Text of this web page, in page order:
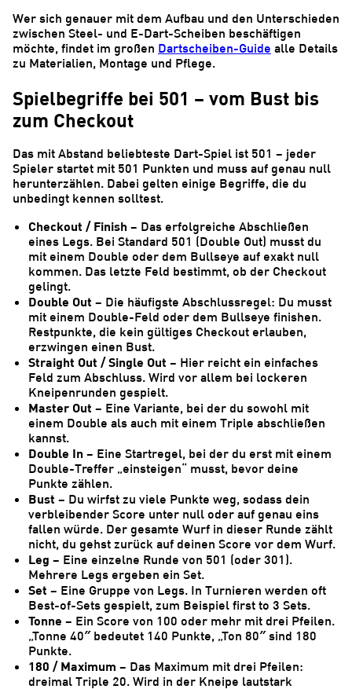
Wer sich genauer mit dem Aufbau und den Unterschieden
zwischen Steel- und E-Dart-Scheiben beschäftigen
möchte, findet im großen Dartscheiben-Guide alle Details
zu Materialien, Montage und Pflege.
Spielbegriffe bei 501 – vom Bust bis
zum Checkout
Das mit Abstand beliebteste Dart-Spiel ist 501 – jeder
Spieler startet mit 501 Punkten und muss auf genau null
herunterzählen. Dabei gelten einige Begriffe, die du
unbedingt kennen solltest.
Checkout / Finish – Das erfolgreiche Abschließen
eines Legs. Bei Standard 501 (Double Out) musst du
mit einem Double oder dem Bullseye auf exakt null
kommen. Das letzte Feld bestimmt, ob der Checkout
gelingt.
Double Out – Die häufigste Abschlussregel: Du musst
mit einem Double-Feld oder dem Bullseye finishen.
Restpunkte, die kein gültiges Checkout erlauben,
erzwingen einen Bust.
Straight Out / Single Out – Hier reicht ein einfaches
Feld zum Abschluss. Wird vor allem bei lockeren
Kneipenrunden gespielt.
Master Out – Eine Variante, bei der du sowohl mit
einem Double als auch mit einem Triple abschließen
kannst.
Double In – Eine Startregel, bei der du erst mit einem
Double-Treffer „einsteigen“ musst, bevor deine
Punkte zählen.
Bust – Du wirfst zu viele Punkte weg, sodass dein
verbleibender Score unter null oder auf genau eins
fallen würde. Der gesamte Wurf in dieser Runde zählt
nicht, du gehst zurück auf deinen Score vor dem Wurf.
Leg – Eine einzelne Runde von 501 (oder 301).
Mehrere Legs ergeben ein Set.
Set – Eine Gruppe von Legs. In Turnieren werden oft
Best-of-Sets gespielt, zum Beispiel first to 3 Sets.
Tonne – Ein Score von 100 oder mehr mit drei Pfeilen.
„Tonne 40″ bedeutet 140 Punkte, „Ton 80″ sind 180
Punkte.
180 / Maximum – Das Maximum mit drei Pfeilen:
dreimal Triple 20. Wird in der Kneipe lautstark